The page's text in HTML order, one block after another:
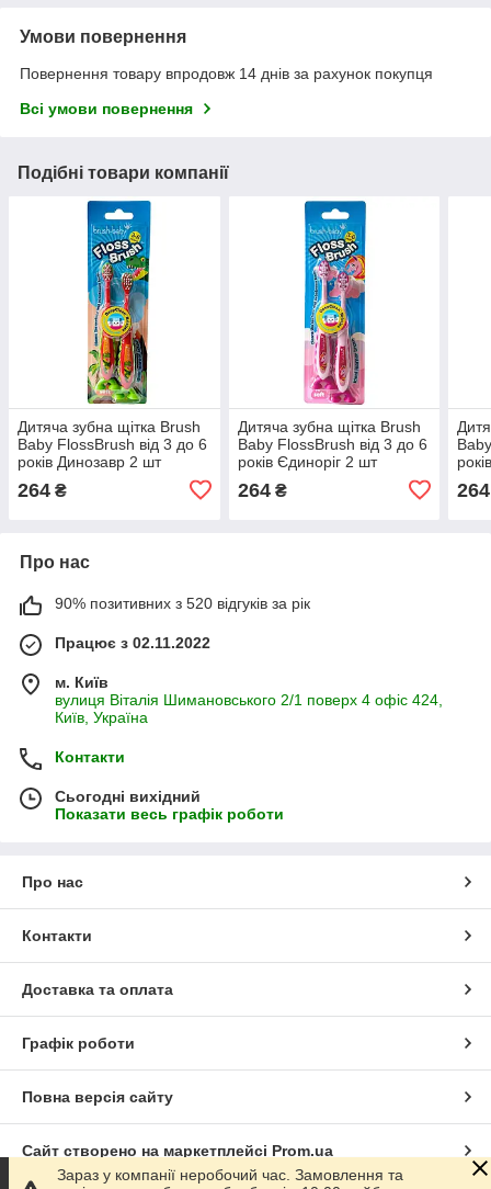
Умови повернення
Повернення товару впродовж 14 днів за рахунок покупця
Всі умови повернення
Подібні товари компанії
Дитяча зубна щітка Brush
Baby FlossBrush від 3 до 6
років Динозавр 2 шт
264 ₴
Дитяча зубна щітка Brush
Baby FlossBrush від 3 до 6
років Єдиноріг 2 шт
264₴ 264
Про нас
90% позитивних з 520 відгуків за рік
Працює з 02.11.2022
м. Київ
вулиця Віталія Шимановського 2/1 поверх 4 офіс 424,
Київ, Україна
Контакти
Сьогодні вихідний
Показати весь графік роботи
Про нас
Контакти
Доставка та оплата
Графік роботи
Повна версія сайту
Сайт створено на маркетплейсі Prom.ua
Зараз у компанії неробочий час. Замовлення та